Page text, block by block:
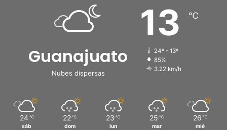
Guanajuato
Nubes dispersas
13 ℃
24º - 13º
85%
3.22 km/h
24 ℃
sáb
22 ℃
dom
23 ℃
lun
25 ℃
mar
26 ℃
mié